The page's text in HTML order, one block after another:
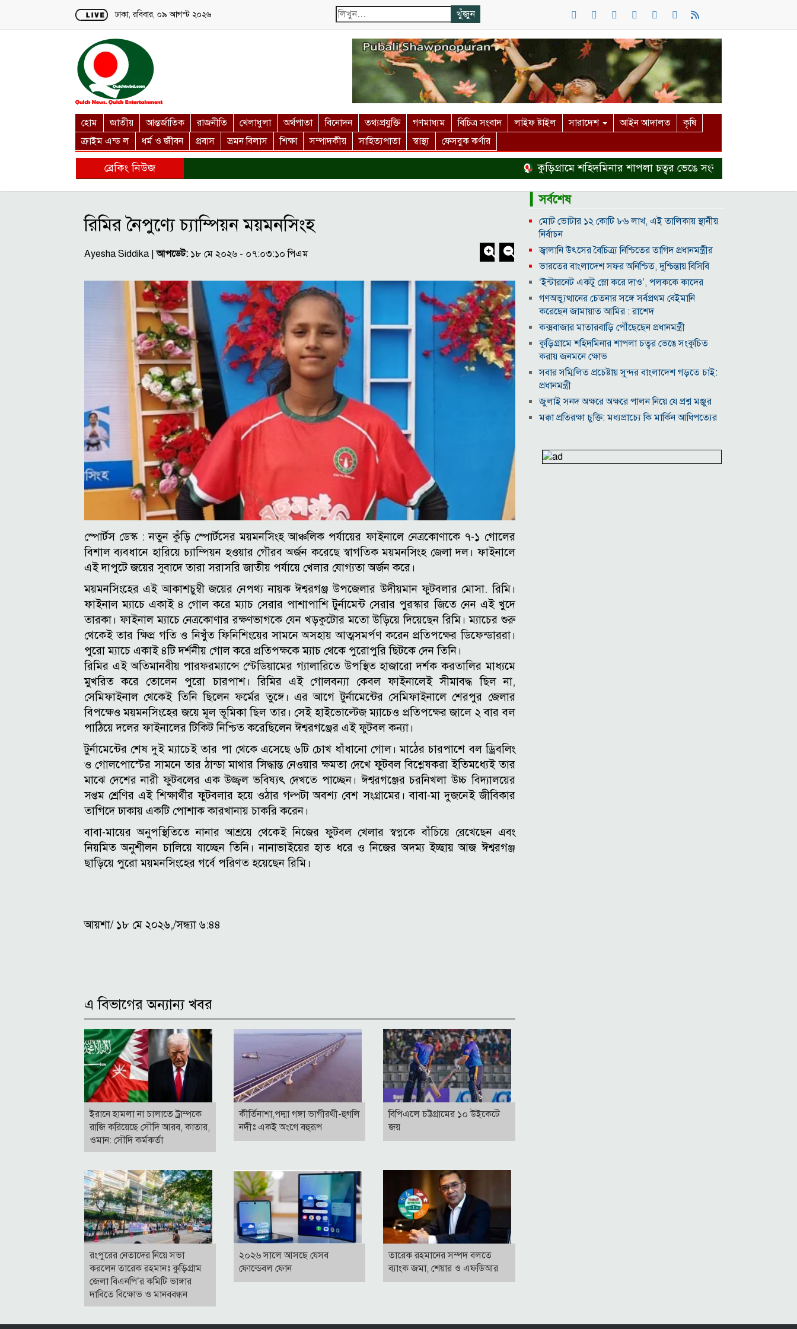
Loading...
ঢাকা, রবিবার, ০৯ আগস্ট ২০২৬
হোম জাতীয় আন্তর্জাতিক রাজনীতি খেলাধুলা অর্থপাতা বিনোদন তথ্যপ্রযুক্তি গণমাধ্যম বিচিত্র সংবাদ লাইফ ষ্টাইল সারাদেশ আইন আদালত
কৃষি
ক্রাইম এন্ড ল
ধর্ম ও জীবন প্রবাস ভ্রমন বিলাস শিক্ষা সম্পাদকীয় সাহিত্যপাতা স্বাস্থ্য ফেসবুক কর্ণার
ব্রেকিং নিউজ কুড়িগ্রামে শহিদমিনার শাপলা চত্বর ভেঙে সংকুচিত করায় জনমনে ক্ষোভ
রিমির নৈপুণ্যে চ্যাম্পিয়ন ময়মনসিংহ
Ayesha Siddika |আপডেট: ১৮ মে ২০২৬ - ০৭:০৩:১০ পিএম
স্পোর্টস ডেস্ক :নতুন কুঁড়ি স্পোর্টসের ময়মনসিংহ আঞ্চলিক পর্যায়ের ফাইনালে নেত্রকোণাকে ৭-১ গোলের
বিশাল ব্যবধানে হারিয়ে চ্যাম্পিয়ন হওয়ার গৌরব অর্জন করেছে স্বাগতিক ময়মনসিংহ জেলা দল। ফাইনালে
এই দাপুটে জয়ের সুবাদে তারা সরাসরি জাতীয় পর্যায়ে খেলার যোগ্যতা অর্জন করে।
ময়মনসিংহের এই আকাশচুম্বী জয়ের নেপথ্য নায়ক ঈশ্বরগঞ্জ উপজেলার উদীয়মান ফুটবলার মোসা. রিমি।
ফাইনাল ম্যাচে একাই ৪ গোল করে ম্যাচ সেরার পাশাপাশি টুর্নামেন্ট সেরার পুরস্কার জিতে নেন এই খুদে
তারকা।ফাইনাল ম্যাচে নেত্রকোণার রক্ষণভাগকে যেন খড়কুটোর মতো উড়িয়ে দিয়েছেন রিমি। ম্যাচের শুরু
থেকেই তার ক্ষিপ্র গতি ও নিখুঁত ফিনিশিংয়ের সামনে অসহায় আত্মসমর্পণ করেন প্রতিপক্ষের ডিফেন্ডাররা।
পুরো ম্যাচে একাই ৪টি দর্শনীয় গোল করে প্রতিপক্ষকে ম্যাচ থেকে পুরোপুরি ছিটকে দেন তিনি।
রিমির এই অতিমানবীয় পারফরম্যান্সে স্টেডিয়ামের গ্যালারিতে উপস্থিত হাজারো দর্শক করতালির মাধ্যমে
মুখরিত করে তোলেন পুরো চারপাশ। রিমির এই গোলবন্যা কেবল ফাইনালেই সীমাবদ্ধ ছিল না,
সেমিফাইনাল থেকেই তিনি ছিলেন ফর্মের তুঙ্গে। এর আগে টুর্নামেন্টের সেমিফাইনালে শেরপুর জেলার
বিপক্ষেও ময়মনসিংহের জয়ে মূল ভূমিকা ছিল তার। সেই হাইভোল্টেজ ম্যাচেও প্রতিপক্ষের জালে ২ বার বল
পাঠিয়ে দলের ফাইনালের টিকিট নিশ্চিত করেছিলেন ঈশ্বরগঞ্জের এই ফুটবল কন্যা।
টুর্নামেন্টের শেষ দুই ম্যাচেই তার পা থেকে এসেছে ৬টি চোখ ধাঁধানো গোল। মাঠের চারপাশে বল ড্রিবলিং
ও গোলপোস্টের সামনে তার ঠান্ডা মাথার সিদ্ধান্ত নেওয়ার ক্ষমতা দেখে ফুটবল বিশ্লেষকরা ইতিমধ্যেই তার
মাঝে দেশের নারী ফুটবলের এক উজ্জ্বল ভবিষ্যৎ দেখতে পাচ্ছেন।ঈশ্বরগঞ্জের চরনিখলা উচ্চ বিদ্যালয়ের
সপ্তম শ্রেণির এই শিক্ষার্থীর ফুটবলার হয়ে ওঠার গল্পটা অবশ্য বেশ সংগ্রামের। বাবা-মা দুজনেই জীবিকার
তাগিদে ঢাকায় একটি পোশাক কারখানায় চাকরি করেন।
বাবা-মায়ের অনুপস্থিতিতে নানার আশ্রয়ে থেকেই নিজের ফুটবল খেলার স্বপ্নকে বাঁচিয়ে রেখেছেন এবং
নিয়মিত অনুশীলন চালিয়ে যাচ্ছেন তিনি। নানাভাইয়ের হাত ধরে ও নিজের অদম্য ইচ্ছায় আজ ঈশ্বরগঞ্জ
ছাড়িয়ে পুরো ময়মনসিংহের গর্বে পরিণত হয়েছেন রিমি।
আয়শা/ ১৮ মে ২০২৬,/সন্ধ্যা ৬:৪৪
এ বিভাগের অন্যান্য খবর
ইরানে হামলা না চালাতে ট্রাম্পকে
রাজি করিয়েছে সৌদি আরব, কাতার,
ওমান: সৌদি কর্মকর্তা
কীর্তিনাশা,পদ্মা গঙ্গা ভাগীরথী-হুগলি
নদীঃ একই অংগে বহুরূপ
বিপিএলে চট্টগ্রামের ১০ উইকেটে
জয়
রংপুরের নেতাদের নিয়ে সভা
করলেন তারেক রহমানঃ কুড়িগ্রাম
জেলা বিএনপি’র কমিটি ভাঙ্গার
দাবিতে বিক্ষোভ ও মানববন্ধন
২০২৬ সালে আসছে যেসব
ফোল্ডেবল ফোন
তারেক রহমানের সম্পদ বলতে
ব্যাংক জমা, শেয়ার ও এফডিআর
▎সর্বশেষ
মোট ভোটার ১২ কোটি ৮৬ লাখ, এই তালিকায় স্থানীয়
নির্বাচন
জ্বালানি উৎসের বৈচিত্র্য নিশ্চিতের তাগিদ প্রধানমন্ত্রীর
ভারতের বাংলাদেশ সফর অনিশ্চিত, দুশ্চিন্তায় বিসিবি
‘ইন্টারনেট একটু স্লো করে দাও’, পলককে কাদের
গণঅভ্যুত্থানের চেতনার সঙ্গে সর্বপ্রথম বেইমানি
করেছেন জামায়াত আমির : রাশেদ
কক্সবাজার মাতারবাড়ি পৌঁছেছেন প্রধানমন্ত্রী
কুড়িগ্রামে শহিদমিনার শাপলা চত্বর ভেঙে সংকুচিত
করায় জনমনে ক্ষোভ
সবার সম্মিলিত প্রচেষ্টায় সুন্দর বাংলাদেশ গড়তে চাই:
প্রধানমন্ত্রী
জুলাই সনদ অক্ষরে অক্ষরে পালন নিয়ে যে প্রশ্ন মঞ্জুর
মক্কা প্রতিরক্ষা চুক্তি: মধ্যপ্রাচ্যে কি মার্কিন আধিপত্যের
‎লালমনিরহাট জেলা দলিল লেখক সমিতির নির্বাচনে
সভাপতি সিরাজুল ও সম্পাদক হামিদুর নির্বাচিত